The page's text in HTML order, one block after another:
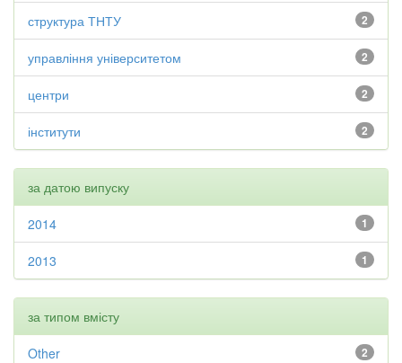
2
структура ТНТУ
2
управління університетом
2
центри
2
інститути
за датою випуску
1
2014
1
2013
за типом вмісту
2
Other